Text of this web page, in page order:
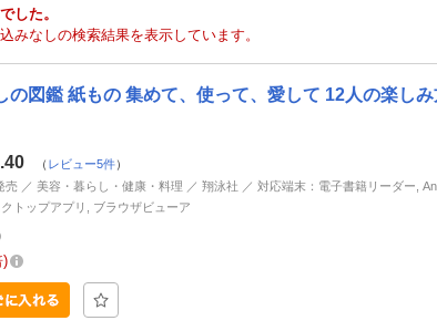
した。
みなしの検索結果を表示しています。
の図鑑 紙もの 集めて、使って、愛して 12人の楽し
（ レビュー5件）
売 ／ 美容・暮らし・健康・料理 ／ 翔泳社 ／ 対応端末：電子書籍リーダー,
トップアプリ, ブラウザビューア